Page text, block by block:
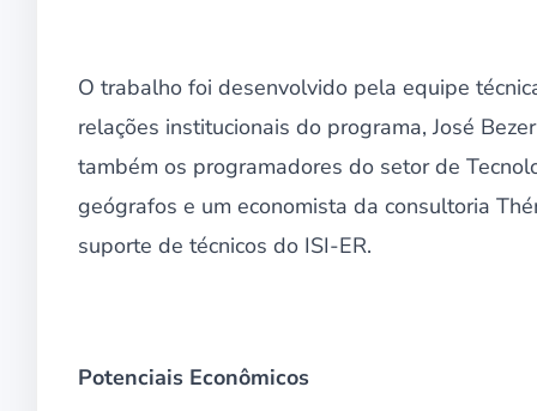
O trabalho foi desenvolvido pela equipe
relações institucionais do programa, José
também os programadores do setor de
geógrafos e um economista da consultoria
suporte de técnicos do ISI-ER.
Potenciais Econômicos